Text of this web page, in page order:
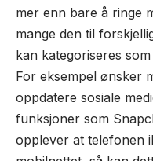
mer enn bare å ringe
mange den til
kan kategoriseres
For eksempel ønsker
oppdatere sosiale
funksjoner som
opplever at telefonen